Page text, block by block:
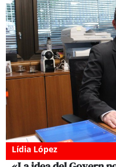
Lídia López